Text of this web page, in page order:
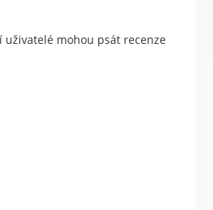
uživatelé mohou psát recenze